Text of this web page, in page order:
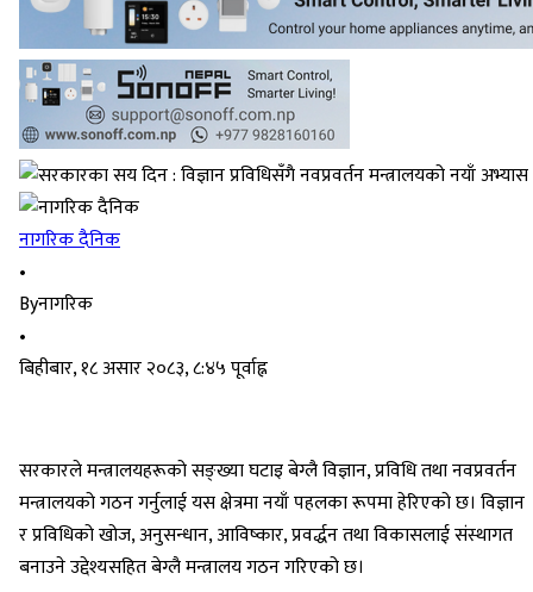
नागरिक दैनिक
•
Byनागरिक
•
बिहीबार, १८ असार २०८३, ८:४५ पूर्वाह्न
सरकारले मन्त्रालयहरूको सङ्ख्या घटाइ बेग्लै विज्ञान, प्रविधि तथा नवप्रवर्तन
मन्त्रालयको गठन गर्नुलाई यस क्षेत्रमा नयाँ पहलका रूपमा हेरिएको छ। विज्ञान
र प्रविधिको खोज, अनुसन्धान, आविष्कार, प्रवर्द्धन तथा विकासलाई संस्थागत
बनाउने उद्देश्यसहित बेग्लै मन्त्रालय गठन गरिएको छ।